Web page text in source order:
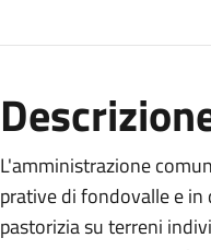
L'amministrazione
prative di fondovalle e
pastorizia su terreni